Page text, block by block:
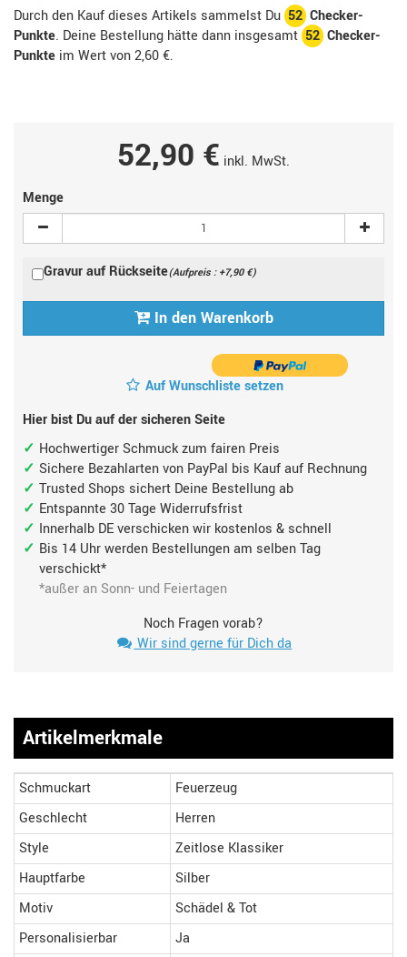
Durch den Kauf dieses Artikels sammelst Du 52 Checker-
Punkte. Deine Bestellung hätte dann insgesamt 52 Checker-
Punkte im Wert von2,60 €.
52,90 € inkl. MwSt.
Menge
Gravur auf Rückseite(Aufpreis : +7,90 €)
In den Warenkorb
Auf Wunschliste setzen
Hier bist Du auf der sicheren Seite
Hochwertiger Schmuck zum fairen Preis
Sichere Bezahlarten von PayPal bis Kauf auf Rechnung
Trusted Shops sichert Deine Bestellung ab
Entspannte 30 Tage Widerrufsfrist
Innerhalb DE verschicken wir kostenlos & schnell
Bis 14 Uhr werden Bestellungen am selben Tag
verschickt*
*außer an Sonn- und Feiertagen
Noch Fragen vorab?
Wir sind gerne für Dich da
Artikelmerkmale
Schmuckart
Feuerzeug
Geschlecht
Herren
Style
Zeitlose Klassiker
Hauptfarbe
Silber
Motiv
Schädel & Tot
Personalisierbar
Ja